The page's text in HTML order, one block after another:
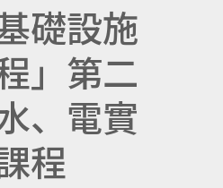
礎設施
」第二
、電實
程